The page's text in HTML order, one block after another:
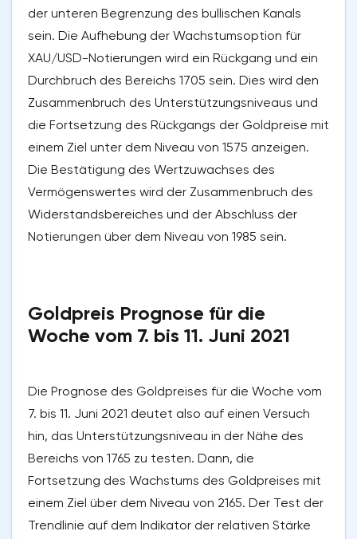
der unteren Begrenzung des bullischen Kanals
sein. Die Aufhebung der Wachstumsoption für
XAU/USD-Notierungen wird ein Rückgang und ein
Durchbruch des Bereichs 1705 sein. Dies wird den
Zusammenbruch des Unterstützungsniveaus und
die Fortsetzung des Rückgangs der Goldpreise mit
einem Ziel unter dem Niveau von 1575 anzeigen.
Die Bestätigung des Wertzuwachses des
Vermögenswertes wird der Zusammenbruch des
Widerstandsbereiches und der Abschluss der
Notierungen über dem Niveau von 1985 sein.
Goldpreis Prognose für die
Woche vom 7. bis 11. Juni 2021
Die Prognose des Goldpreises für die Woche vom
7. bis 11. Juni 2021 deutet also auf einen Versuch
hin, das Unterstützungsniveau in der Nähe des
Bereichs von 1765 zu testen. Dann, die
Fortsetzung des Wachstums des Goldpreises mit
einem Ziel über dem Niveau von 2165. Der Test der
Trendlinie auf dem Indikator der relativen Stärke